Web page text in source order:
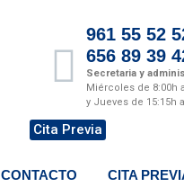
961 55 52
656 89 39
Secretaria y
Miércoles de 8:00h
y Jueves de 15:15h
Cita Previa
CONTACTO CITA